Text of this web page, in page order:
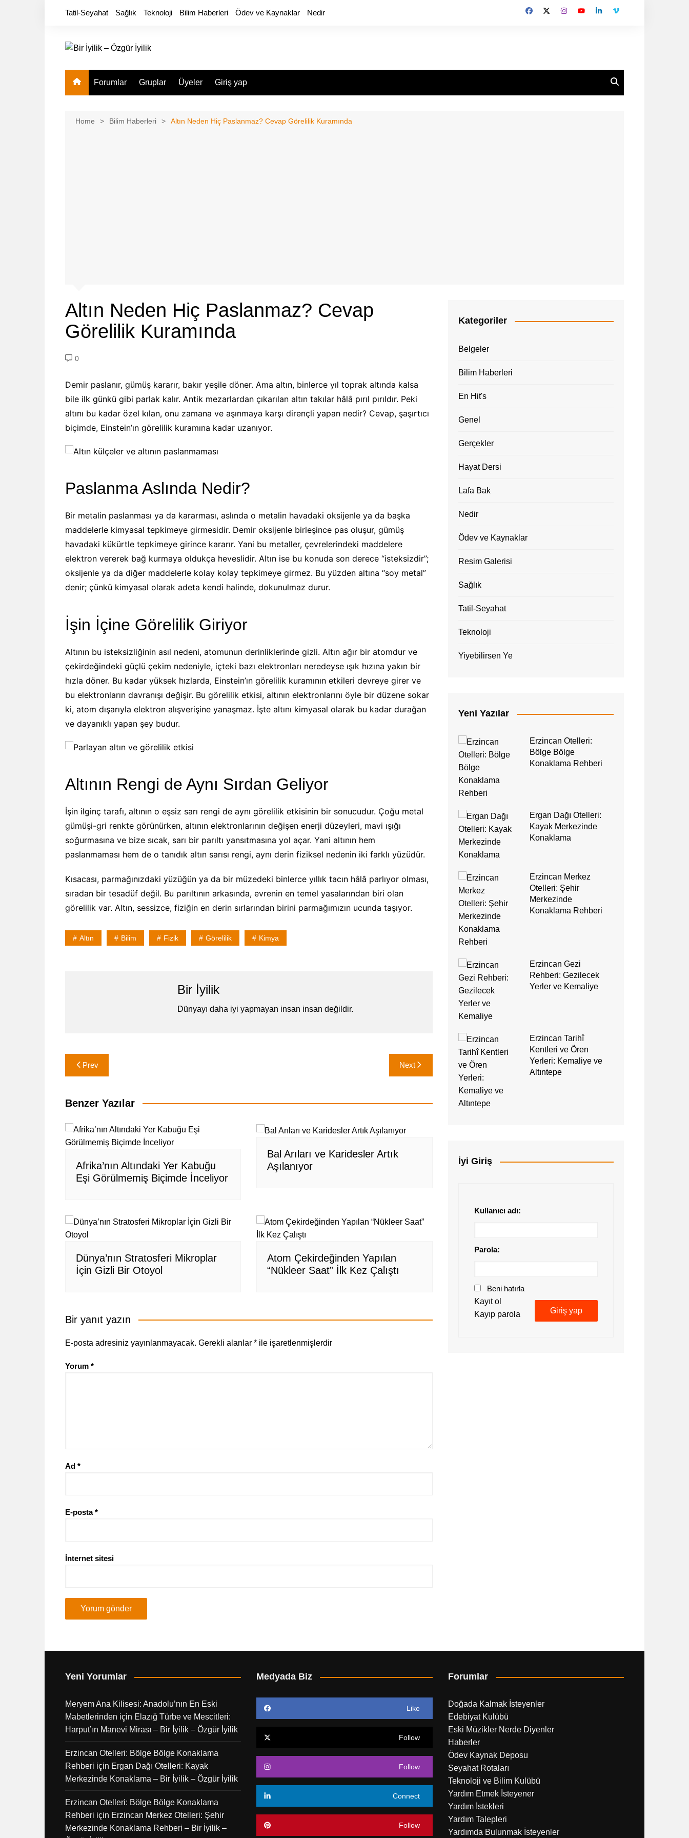
Tatil-Seyahat Sağlık Teknoloji Bilim Haberleri Ödev ve Kaynaklar Nedir
Forumlar Gruplar Üyeler Giriş yap
Home Bilim Haberleri Altın Neden Hiç Paslanmaz? Cevap Görelilik Kuramında
Altın Neden Hiç Paslanmaz? Cevap
Görelilik Kuramında
0
Demir paslanır, gümüş kararır, bakır yeşile döner. Ama altın, binlerce yıl toprak altında kalsa
bile ilk günkü gibi parlak kalır. Antik mezarlardan çıkarılan altın takılar hâlâ pırıl pırıldır. Peki
altını bu kadar özel kılan, onu zamana ve aşınmaya karşı dirençli yapan nedir? Cevap, şaşırtıcı
biçimde, Einstein’ın görelilik kuramına kadar uzanıyor.
Paslanma Aslında Nedir?
Bir metalin paslanması ya da kararması, aslında o metalin havadaki oksijenle ya da başka
maddelerle kimyasal tepkimeye girmesidir. Demir oksijenle birleşince pas oluşur, gümüş
havadaki kükürtle tepkimeye girince kararır. Yani bu metaller, çevrelerindeki maddelere
elektron vererek bağ kurmaya oldukça heveslidir. Altın ise bu konuda son derece “isteksizdir”;
oksijenle ya da diğer maddelerle kolay kolay tepkimeye girmez. Bu yüzden altına “soy metal”
denir; çünkü kimyasal olarak adeta kendi halinde, dokunulmaz durur.
İşin İçine Görelilik Giriyor
Altının bu isteksizliğinin asıl nedeni, atomunun derinliklerinde gizli. Altın ağır bir atomdur ve
çekirdeğindeki güçlü çekim nedeniyle, içteki bazı elektronları neredeyse ışık hızına yakın bir
hızla döner. Bu kadar yüksek hızlarda, Einstein’ın görelilik kuramının etkileri devreye girer ve
bu elektronların davranışı değişir. Bu görelilik etkisi, altının elektronlarını öyle bir düzene sokar
ki, atom dışarıyla elektron alışverişine yanaşmaz. İşte altını kimyasal olarak bu kadar durağan
ve dayanıklı yapan şey budur.
Altının Rengi de Aynı Sırdan Geliyor
İşin ilginç tarafı, altının o eşsiz sarı rengi de aynı görelilik etkisinin bir sonucudur. Çoğu metal
gümüşi-gri renkte görünürken, altının elektronlarının değişen enerji düzeyleri, mavi ışığı
soğurmasına ve bize sıcak, sarı bir parıltı yansıtmasına yol açar. Yani altının hem
paslanmaması hem de o tanıdık altın sarısı rengi, aynı derin fiziksel nedenin iki farklı yüzüdür.
Kısacası, parmağınızdaki yüzüğün ya da bir müzedeki binlerce yıllık tacın hâlâ parlıyor olması,
sıradan bir tesadüf değil. Bu parıltının arkasında, evrenin en temel yasalarından biri olan
görelilik var. Altın, sessizce, fiziğin en derin sırlarından birini parmağımızın ucunda taşıyor.
Altın Bilim Fizik Görelilik Kimya
Bir İyilik
Dünyayı daha iyi yapmayan insan insan değildir.
Yazı
gezinmesi
Prev Next
Benzer Yazılar
Afrika’nın Altındaki Yer Kabuğu
Eşi Görülmemiş Biçimde İnceliyor
Bal Arıları ve Karidesler Artık
Aşılanıyor
Dünya’nın Stratosferi Mikroplar
İçin Gizli Bir Otoyol
Atom Çekirdeğinden Yapılan
“Nükleer Saat” İlk Kez Çalıştı
Bir yanıt yazın
E-posta adresiniz yayınlanmayacak. Gerekli alanlar * ile işaretlenmişlerdir
Yorum *
Ad *
E-posta*
İnternet sitesi
Kategoriler
Belgeler
Bilim Haberleri
En Hit's
Genel
Gerçekler
Hayat Dersi
Lafa Bak
Nedir
Ödev ve Kaynaklar
Resim Galerisi
Sağlık
Tatil-Seyahat
Teknoloji
Yiyebilirsen Ye
Yeni Yazılar
Erzincan Otelleri:
Bölge Bölge
Konaklama Rehberi
Ergan Dağı Otelleri:
Kayak Merkezinde
Konaklama
Erzincan Merkez
Otelleri: Şehir
Merkezinde
Konaklama Rehberi
Erzincan Gezi
Rehberi: Gezilecek
Yerler ve Kemaliye
Erzincan Tarihî
Kentleri ve Ören
Yerleri: Kemaliye ve
Altıntepe
İyi Giriş
Kullanıcı adı:
Parola:
Beni hatırla
Giriş yap
Kayıt ol
Kayıp parola
Yeni Yorumlar
Meryem Ana Kilisesi: Anadolu’nın En Eski
Mabetlerinden için Elazığ Türbe ve Mescitleri:
Harput’ın Manevi Mirası – Bir İyilik – Özgür İyilik
Erzincan Otelleri: Bölge Bölge Konaklama
Rehberi için Ergan Dağı Otelleri: Kayak
Merkezinde Konaklama – Bir İyilik – Özgür İyilik
Erzincan Otelleri: Bölge Bölge Konaklama
Rehberi için Erzincan Merkez Otelleri: Şehir
Merkezinde Konaklama Rehberi – Bir İyilik –
Medyada Biz
Like
Follow
Follow
Connect
Follow
Forumlar
Doğada Kalmak İsteyenler
Edebiyat Kulübü
Eski Müzikler Nerde Diyenler
Haberler
Ödev Kaynak Deposu
Seyahat Rotaları
Teknoloji ve Bilim Kulübü
Yardım Etmek İsteyener
Yardım İstekleri
Yardım Talepleri
Yardımda Bulunmak İsteyenler